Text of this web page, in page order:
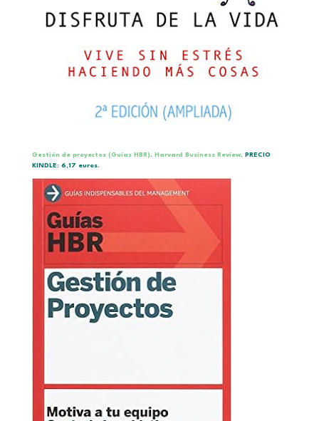
Gestión de proyectos (Guías HBR). Harvard Business Review. PRECIO
KINDLE: 6,17 euros.